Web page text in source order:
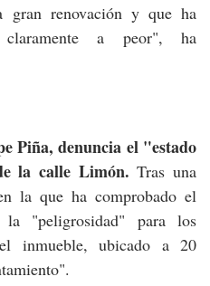
gran renovación y que ha
a peor", ha
Piña, denuncia el "estado
la calle Limón.Tras una
la que ha comprobado el
"peligrosidad" para los
inmueble, ubicado a 20